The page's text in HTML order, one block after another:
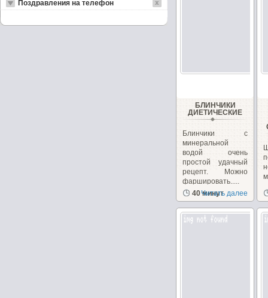
БЛИНЧИКИ
ДИЕТИЧЕСКИЕ
Блинчики с
минеральной
водой очень
простой удачный
рецепт. Можно
фаршировать.....
40 минут
Читать далее
Поздравления на телефон